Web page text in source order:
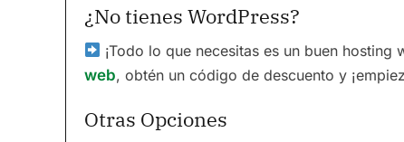
¿No tienes WordPress?
¡Todo lo que necesitas es un buen hosting
web, obtén un código de descuento y
Otras Opciones